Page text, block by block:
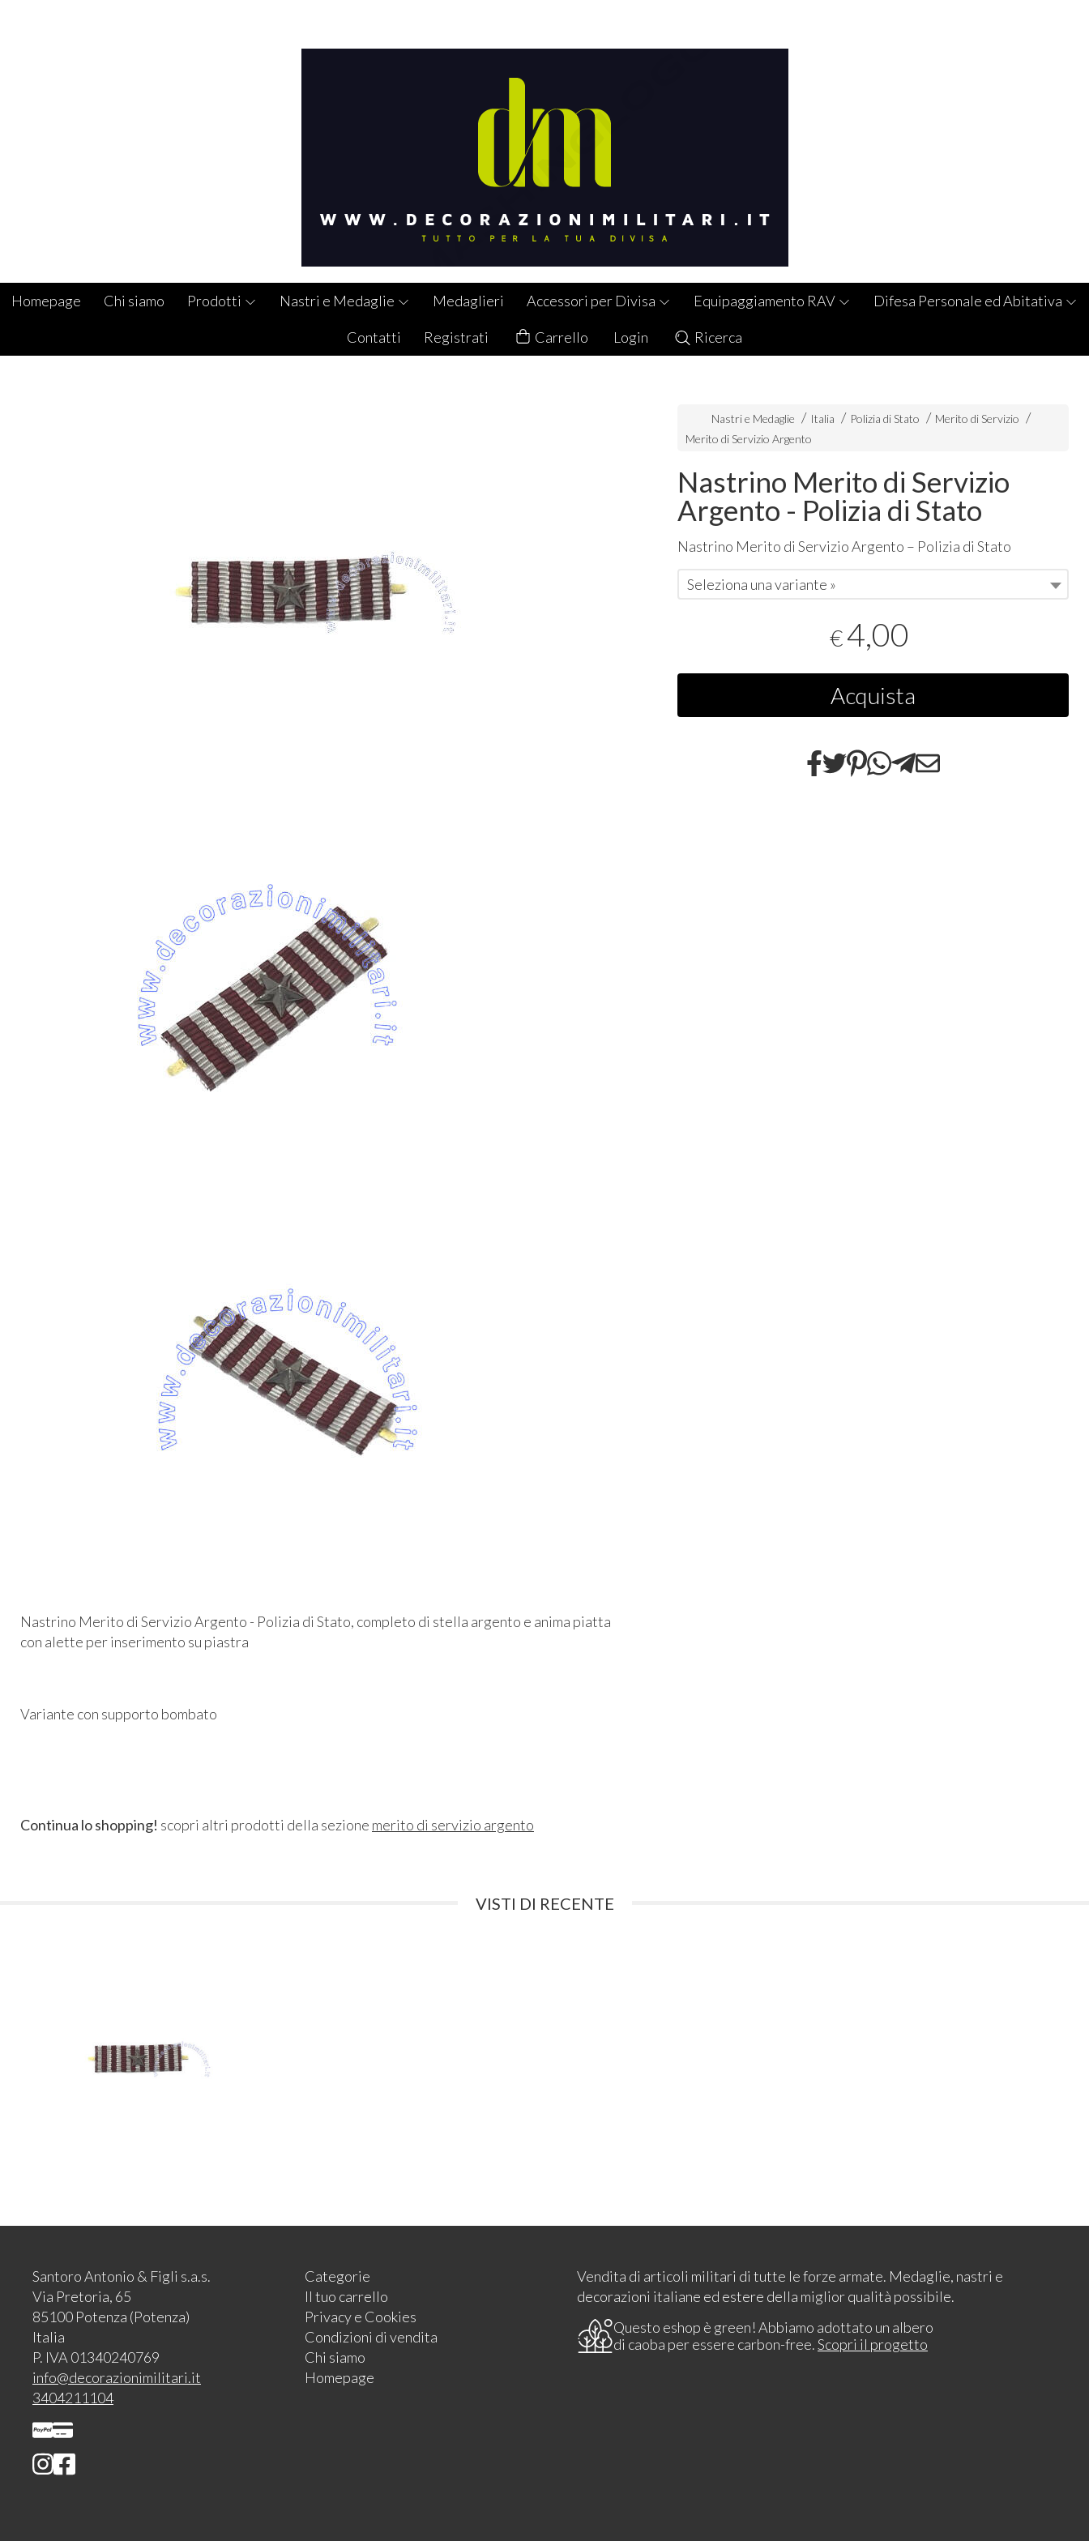
Homepage Chi siamo Prodotti Nastri e Medaglie Medaglieri Accessori per Divisa Equipaggiamento RAV Difesa Personale ed Abitativa
Contatti Registrati Carrello Login Ricerca
Nastrino Merito di Servizio Argento - Polizia di Stato, completo di stella argento e anima piatta
con alette per inserimento su piastra
Variante con supporto bombato
Nastri e Medaglie Italia Polizia di Stato
Merito di Servizio
Merito di Servizio Argento
Nastrino Merito di Servizio
Argento - Polizia di Stato
Nastrino Merito di Servizio Argento – Polizia di Stato
Seleziona una variante »
€4,00
Acquista
Continua lo shopping! scopri altri prodotti della sezione merito di servizio argento
VISTI DI RECENTE
Santoro Antonio & Figli s.a.s.
Via Pretoria, 65
85100 Potenza (Potenza)
Italia
P. IVA 01340240769
info@decorazionimilitari.it
3404211104
Categorie
Il tuo carrello
Privacy e Cookies
Condizioni di vendita
Chi siamo
Homepage
Vendita di articoli militari di tutte le forze armate. Medaglie, nastri e
decorazioni italiane ed estere della miglior qualità possibile.
Questo eshop è green! Abbiamo adottato un albero
di caoba per essere carbon-free.Scopri il progetto